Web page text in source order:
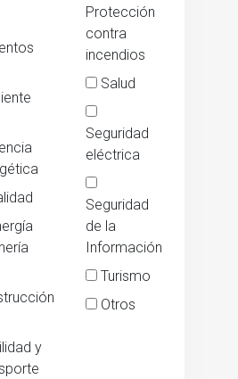
y
Protección
contra
incendios
Salud
Seguridad
eléctrica
Seguridad
de la
Información
Turismo
Otros